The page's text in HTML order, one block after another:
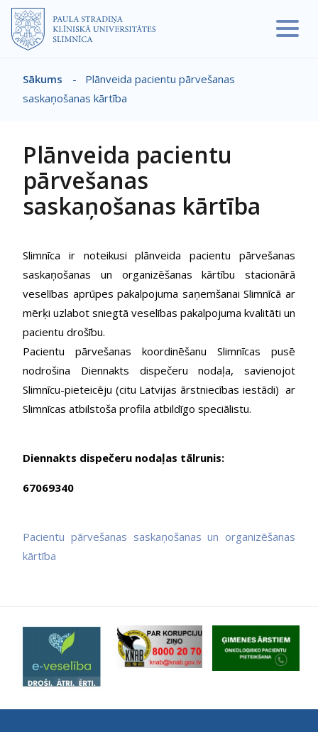
Pārlekt uz galveno saturu
Atpakaļceļš
Sākums -
Plānveida pacientu pārvešanas
saskaņošanas kārtība
Plānveida pacientu
pārvešanas
saskaņošanas kārtība
Slimnīca ir noteikusi plānveida pacientu pārvešanas
saskaņošanas un organizēšanas kārtību stacionārā
veselības aprūpes pakalpojuma saņemšanai Slimnīcā ar
mērķi uzlabot sniegtā veselības pakalpojuma kvalitāti un
pacientu drošību.
Pacientu pārvešanas koordinēšanu Slimnīcas pusē
nodrošina Diennakts dispečeru nodaļa, savienojot
Slimnīcu-pieteicēju (citu Latvijas ārstniecības iestādi) ar
Slimnīcas atbilstoša profila atbildīgo speciālistu.
Diennakts dispečeru nodaļas tālrunis:
67069340
Pacientu pārvešanas saskaņošanas un organizēšanas
kārtība